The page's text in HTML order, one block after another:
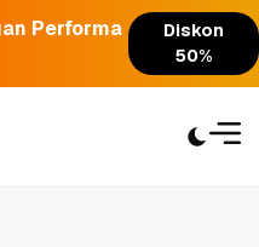
Performa
Diskon
50%